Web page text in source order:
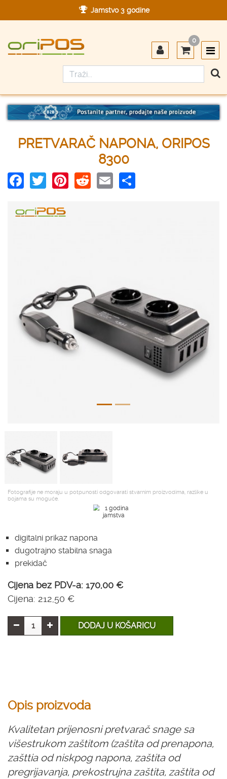
Jamstvo 3 godine
Designed in Germany
Made in Germany
0
PRETVARAČ NAPONA, ORIPOS
8300
Facebook
TwitterPinterest
Reddit
Email
Fotografije ne moraju u potpunosti odgovarati stvarnim proizvodima, razlike u
bojama su moguće.
digitalni prikaz napona
dugotrajno stabilna snaga
prekidač
Cijena bez PDV-a: 170,00 €
Cijena: 212,50 €
DODAJ U KOŠARICU
Opis proizvoda
Kvalitetan prijenosni pretvarač snage sa
višestrukom zaštitom (zaštita od prenapona,
zašttia od niskpog napona, zaštita od
pregrijavanja, prekostrujna zaštita, zaštita od